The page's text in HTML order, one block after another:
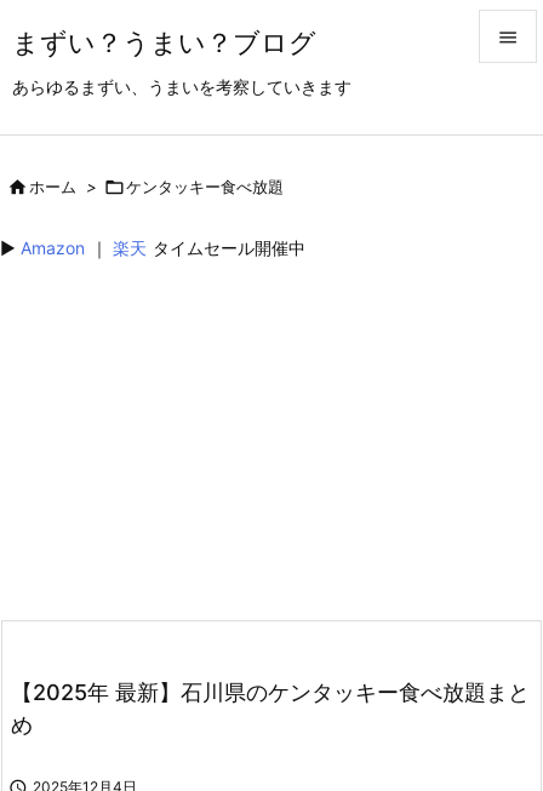
まずい？うまい？ブログ
あらゆるまずい、うまいを考察していきます

ホーム > ケンタッキー食べ放題
▶︎ Amazon ｜ 楽天 タイムセール開催中
【2025年 最新】石川県のケンタッキー食べ放題まと
め
 2025年12月4日